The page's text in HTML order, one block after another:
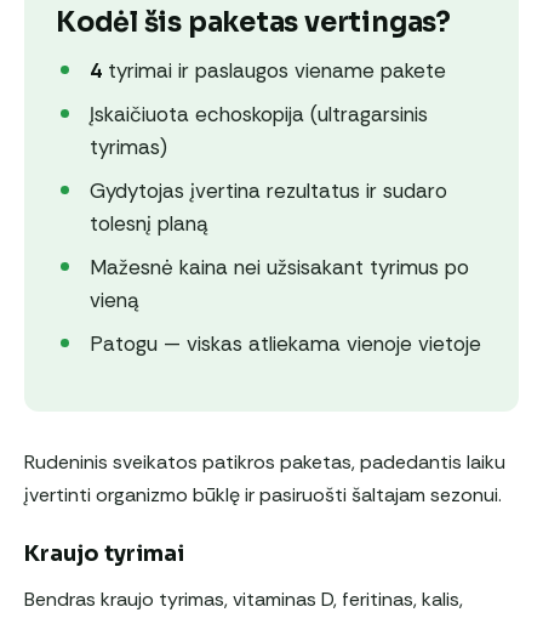
Kodėl šis paketas vertingas?
4 tyrimai ir paslaugos viename pakete
Įskaičiuota echoskopija (ultragarsinis
tyrimas)
Gydytojas įvertina rezultatus ir sudaro
tolesnį planą
Mažesnė kaina nei užsisakant tyrimus po
vieną
Patogu — viskas atliekama vienoje vietoje
Rudeninis sveikatos patikros paketas, padedantis laiku
įvertinti organizmo būklę ir pasiruošti šaltajam sezonui.
Kraujo tyrimai
Bendras kraujo tyrimas, vitaminas D, feritinas, kalis,